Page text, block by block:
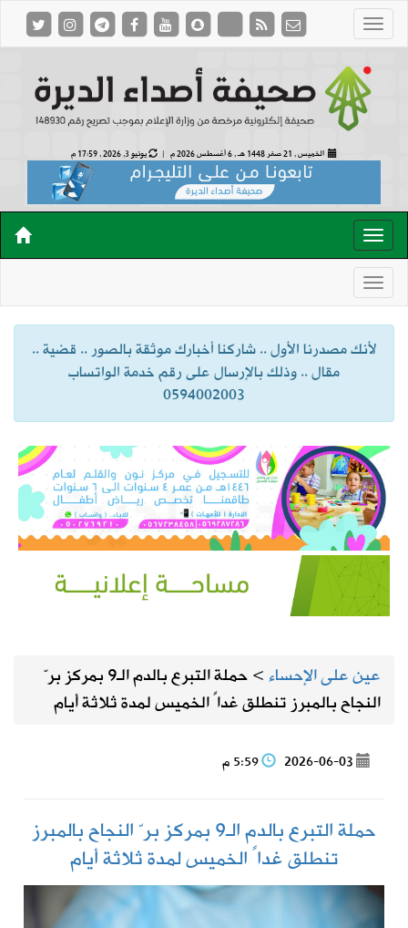
الخميس , 21 صفر 1448 هـ , 6 أغسطس 2026 م | يونيو 3, 2026 , 17:59 م
لأنك مصدرنا الأول .. شاركنا أخبارك موثقة بالصور .. قضية ..
مقال .. وذلك بالإرسال على رقم خدمة الواتساب
0594002003
عين على الإحساء>
حملة التبرع بالدم الـ9 بمركز برّ
النجاح بالمبرز تنطلق غداً الخميس لمدة ثلاثة أيام
2026-06-03
حملة التبرع بالدم الـ9 بمركز برّ النجاح بالمبرز
تنطلق غداً الخميس لمدة ثلاثة أيام